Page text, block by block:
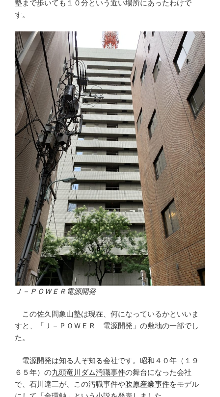
塾まで歩いても１０分という近い場所にあったわけで
す。
Ｊ－ＰＯＷＥＲ電源開発
この佐久間象山塾は現在、何になっているかといいま
すと、「Ｊ－ＰＯＷＥＲ 電源開発」の敷地の一部でし
た。
電源開発は知る人ぞ知る会社です。昭和４０年（１９
６５年）の九頭竜川ダム汚職事件の舞台になった会社
で、石川達三が、この汚職事件や吹原産業事件をモデル